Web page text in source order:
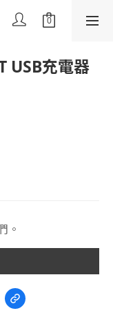
USB充電器
。